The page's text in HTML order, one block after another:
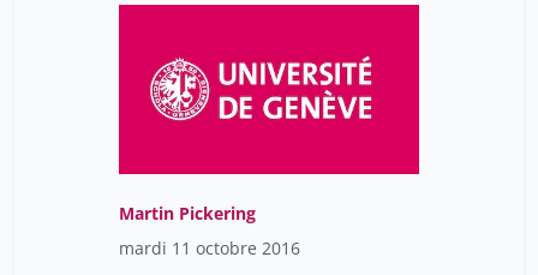
Martin Pickering
mardi 11 octobre 2016